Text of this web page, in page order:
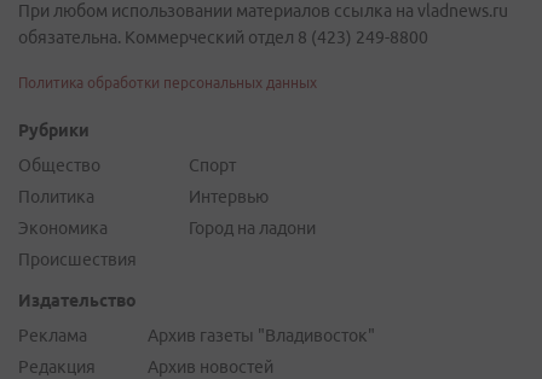
При любом использовании материалов ссылка на vladnews.ru
обязательна. Коммерческий отдел 8 (423) 249-8800
Политика обработки персональных данных
Рубрики
Общество
Политика
Экономика
Происшествия
Спорт
Интервью
Город на ладони
Издательство
Реклама
Редакция
Архив газеты "Владивосток"
Архив новостей